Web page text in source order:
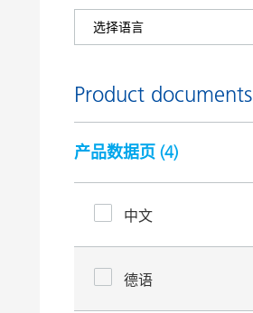
Product documents
产品数据页 (4)
中文
德语